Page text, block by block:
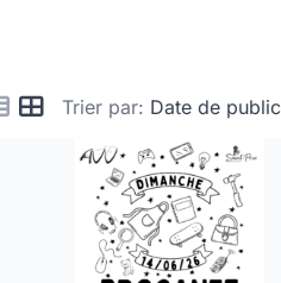
Trier par: Date de